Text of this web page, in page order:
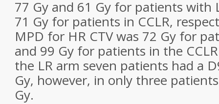
77 Gy and 61 Gy for patients with
71 Gy for patients in CCLR,
MPD for HR CTV was 72 Gy for
and 99 Gy for patients in the
the LR arm seven patients had a
Gy, however, in only three
Gy.